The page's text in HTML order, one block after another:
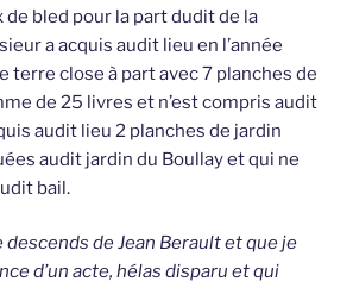
de bled pour la part dudit de la
a acquis audit lieu en l’année
terre close à part avec 7 planches de
de 25 livres et n’est compris audit
audit lieu 2 planches de jardin
audit jardin du Boullay et qui ne
bail.
descends de Jean Berault et que je
d’un acte, hélas disparu et qui